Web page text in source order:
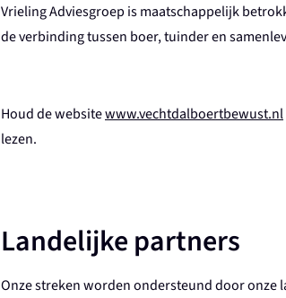
Vrieling Adviesgroep is maatschappelijk
de verbinding tussen boer, tuinder en
Houd de websitewww.vechtdalboertbewust.nl
lezen.
Landelijke partners
Onze streken worden ondersteund door onze